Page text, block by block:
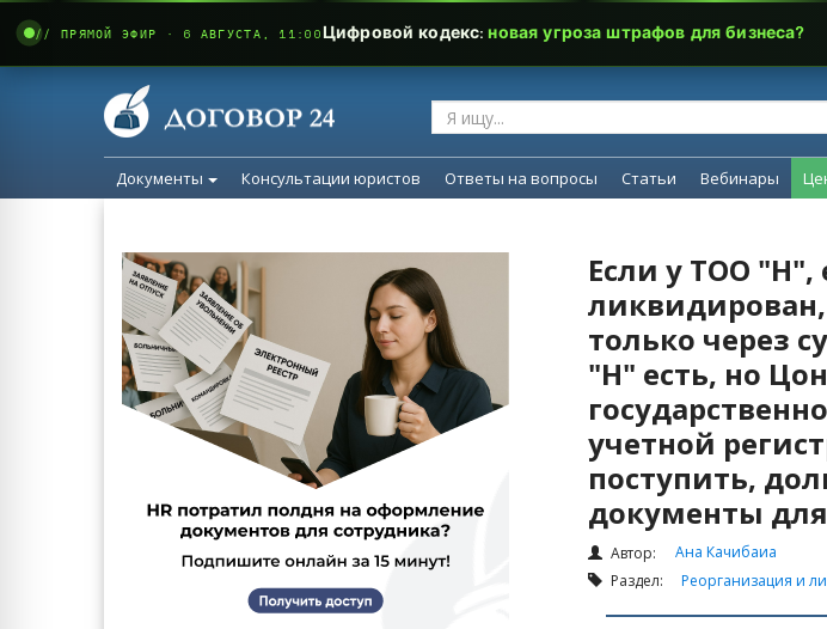
Документы Консультации юристов Ответы на вопросы Статьи Вебинары
Если у ТОО
только через
"Н" есть, но
учетной
поступить,
документы
Автор: Ана Качибаиа
Раздел: Реорганизация и
// ПРЯМОЙ ЭФИР · 6 АВГУСТА, 11:00Цифровой кодекс:новая угроза штрафов для бизнеса?